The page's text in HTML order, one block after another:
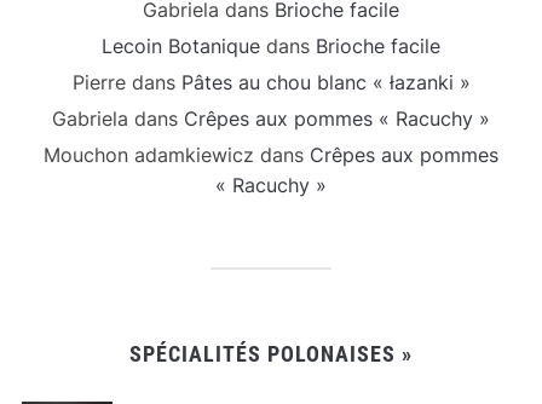
Gabriela dans Brioche facile
Lecoin Botanique dans Brioche facile
Pierredans Pâtes au chou blanc « łazanki »
Gabriela dans Crêpes aux pommes « Racuchy »
Mouchon adamkiewicz dans Crêpes aux pommes
« Racuchy »
SPÉCIALITÉS POLONAISES »